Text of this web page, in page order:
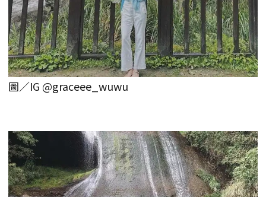
圖／IG @graceee_wuwu